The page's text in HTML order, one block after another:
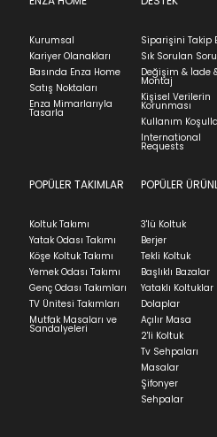
Stock moves super-fast.
indication of where stock
we can't guarantee it'll be
Ürünü iade etmek için,
faturasıyla birlikte
İadenizin kabul edilmesi
görmemiş, kurulumunun
kullanılmamış olması
İade ve Değişim
Teslimat
Ev tekstili siparişlerinizin
ortalama 5-24 iş günüdür.
Yatak siparişlerinizin teslim
ve ürünün stok durumuna
günüdür.
Panel ve Döşeme grubu
süresi yaşadığınız şehre
göre ortalama 30-45 iş
Siparişlerim bölümünden
Sıkça Sorulan
Kurumsal
Kariyer Olanakları
Basında Enza Home
Satış Noktaları
Enza Mimarlarıyla
Tasarla
Siparişini Takip
Sık Sorulan
Değişim & İade
Montaj
Kişisel Verilerin
Korunması
Kullanım
International
Requests
POPÜLER TAKIMLAR
Koltuk Takımı
Yatak Odası Takımı
Köşe Koltuk Takımı
Yemek Odası Takımı
Genç Odası Takımları
TV Ünitesi Takımları
Mutfak Masaları ve
Sandalyeleri
POPÜLER
3'lü Koltuk
Berjer
Tekli Koltuk
Başlıklı Bazalar
Yataklı Koltuklar
Dolaplar
Açılır Masa
2'li Koltuk
Tv Sehpaları
Masalar
Şifonyer
Sehpalar